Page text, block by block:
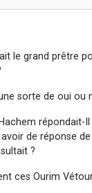
le grand prêtre
sorte de oui ou
répondait-
de réponse
?
ces Ourim